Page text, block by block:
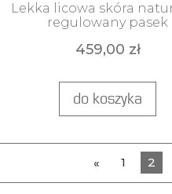
Lekka licowa skóra
regulowany pasek
459,00 zł
do koszyka
« 1 2